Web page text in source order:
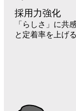
採用力強化
「らしさ」 に共
と定着率を上げる